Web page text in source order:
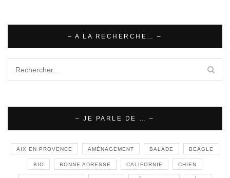
– A LA RECHERCHE… –
– JE PARLE DE … –
AIX EN PROVENCE AMÉNAGEMENT BALADE BEAGLE
BIO BONNE ADRESSE CALIFORNIE CHIEN